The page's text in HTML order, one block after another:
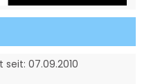
seit: 07.09.2010